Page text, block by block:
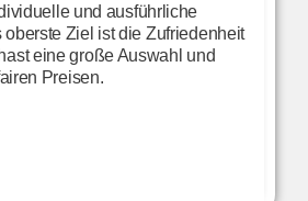
und ausführliche
oberste Ziel ist die Zufriedenheit
eine große Auswahl und
Preisen.